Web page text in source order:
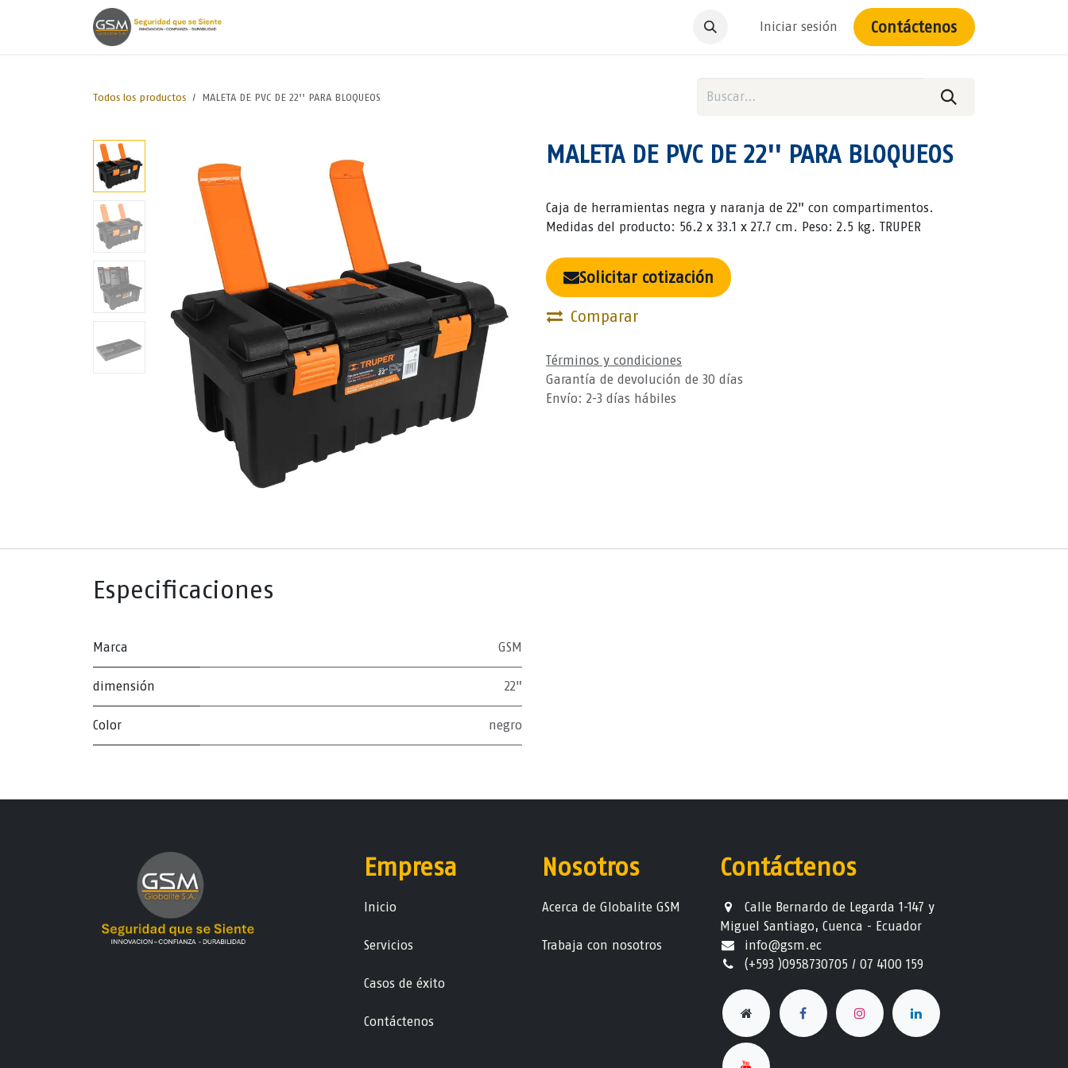
Ir al contenido
Iniciar sesión Contáctenos
Todos los productos MALETA DE PVC DE 22'' PARA BLOQUEOS
MALETA DE PVC DE 22'' PARA BLOQUEOS
Caja de herramientas negra y naranja de 22" con compartimentos.
Medidas del producto: 56.2 x 33.1 x 27.7 cm. Peso: 2.5 kg. TRUPER
Solicitar cotización
Comparar
Términos y condiciones
Garantía de devolución de 30 días
Envío: 2-3 días hábiles
Especificaciones
Marca GSM
dimensión 22"
Color negro
Contáctenos
Calle Bernardo de Legarda 1-147 y
Miguel Santiago, Cuenca - Ecuador
info@gsm.ec​
(+593 )0958730705 / 07 4100 159
Empresa
Ini​ci​o
Servicios
Casos de éxito
Contáctenos
Nosotros
Acerca de Globalite GSM
Trabaja con nosotros